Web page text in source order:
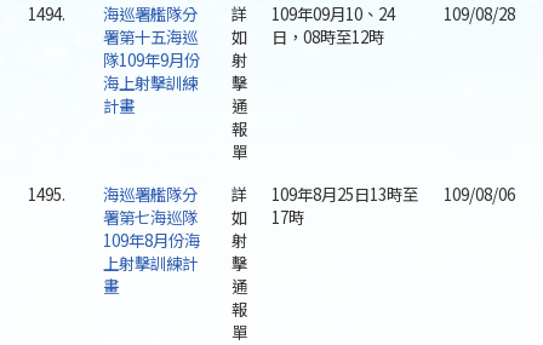
1494.
海巡署艦隊分
署第十五海巡
隊109年9月份
海上射擊訓練
計畫
詳
如
射
擊
通
報
單
109年09月10、24
日，08時至12時
109/08/28
1495.
海巡署艦隊分
署第七海巡隊
109年8月份海
上射擊訓練計
畫
詳
如
射
擊
通
報
單
109年8月25日13時至
17時
109/08/06